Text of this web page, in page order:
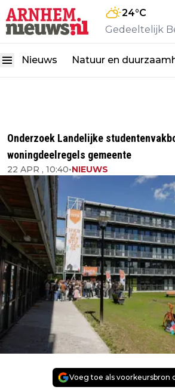
24°C
Gedeeltelijk
Nieuws Natuur en
Onderzoek Landelijke
woningdeelregels gemeente
22 APR , 10:40•NIEUWS
Voeg toe als voorkeursbron